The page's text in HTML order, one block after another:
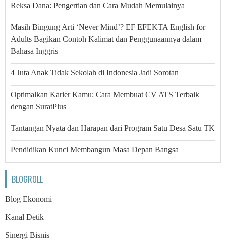
Reksa Dana: Pengertian dan Cara Mudah Memulainya
Masih Bingung Arti ‘Never Mind’? EF EFEKTA English for
Adults Bagikan Contoh Kalimat dan Penggunaannya dalam
Bahasa Inggris
4 Juta Anak Tidak Sekolah di Indonesia Jadi Sorotan
Optimalkan Karier Kamu: Cara Membuat CV ATS Terbaik
dengan SuratPlus
Tantangan Nyata dan Harapan dari Program Satu Desa Satu TK
Pendidikan Kunci Membangun Masa Depan Bangsa
BLOGROLL
Blog Ekonomi
Kanal Detik
Sinergi Bisnis